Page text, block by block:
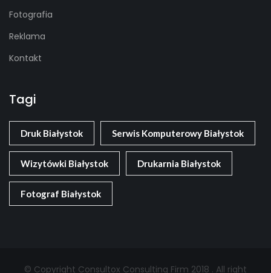
Fotografia
Reklama
Kontakt
Tagi
Druk Białystok Serwis Komputerowy Białystok
Wizytówki Białystok Drukarnia Białystok
Fotograf Białystok
© Copyright Consultox Consulting Firm 2018 . All right